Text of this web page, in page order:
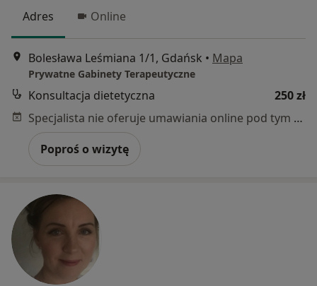
Adres Online
Bolesława Leśmiana 1/1, Gdańsk • Mapa
Prywatne Gabinety Terapeutyczne
Konsultacja dietetyczna
250 zł
Specjalista nie oferuje umawiania online pod tym adresem.
Poproś o wizytę